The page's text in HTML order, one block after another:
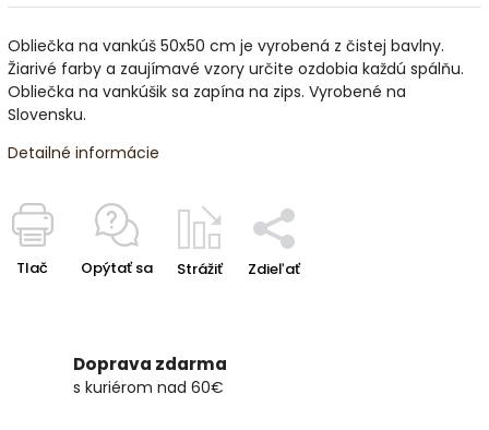
Obliečka na vankúš 50x50 cm je vyrobená z čistej bavlny.
Žiarivé farby a zaujímavé vzory určite ozdobia každú spálňu.
Obliečka na vankúšik sa zapína na zips. Vyrobené na
Slovensku.
Detailné informácie
Tlač Opýtať sa Strážiť Zdieľať
Doprava zdarma
s kuriérom nad 60€